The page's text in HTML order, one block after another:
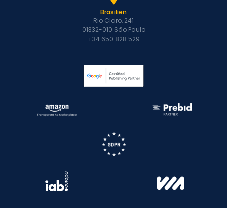
Brasilien
Rio Claro, 241
01332-010 São Paulo
+34 650 828 529